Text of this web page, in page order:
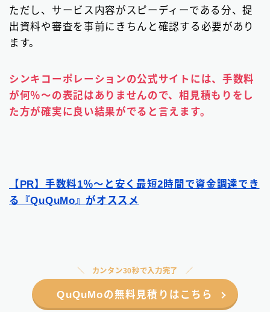
ただし、サービス内容がスピーディーである分、提
出資料や審査を事前にきちんと確認する必要があり
ます。
シンキコーポレーションの公式サイトには、手数料
が何％〜の表記はありませんので、相見積もりをし
た方が確実に良い結果がでると言えます。
【PR】手数料1％〜と安く最短2時間で資金調達でき
る『QuQuMo』がオススメ
カンタン30秒で入力完了
QuQuMoの無料見積りはこちら